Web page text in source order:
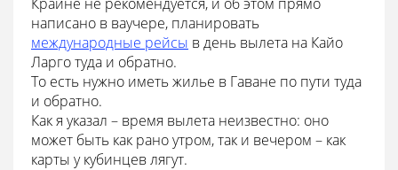
написано в ваучере, планировать
международные рейсы в день вылета на Кайо
Ларго туда и обратно.
То есть нужно иметь жилье в Гаване по пути туда
и обратно.
Как я указал – время вылета неизвестно: оно
может быть как рано утром, так и вечером – как
карты у кубинцев лягут.